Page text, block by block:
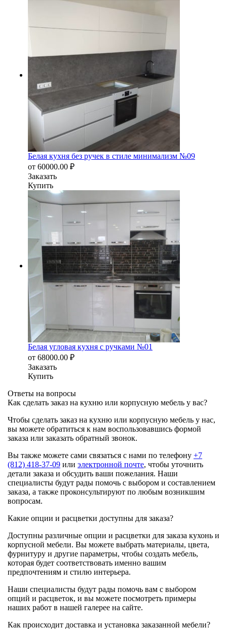
Белая кухня без ручек в стиле минимализм №09
от 60000.00 ₽
Заказать
Купить
Белая угловая кухня с ручками №01
от 68000.00 ₽
Заказать
Купить
Ответы на вопросы
Как сделать заказ на кухню или корпусную мебель у вас?
Чтобы сделать заказ на кухню или корпусную мебель у нас,
вы можете обратиться к нам воспользовавшись формой
заказа или заказать обратный звонок.
Вы также можете сами связаться с нами по телефону +7
(812) 418-37-09 или электронной почте, чтобы уточнить
детали заказа и обсудить ваши пожелания. Наши
специалисты будут рады помочь с выбором и составлением
заказа, а также проконсультируют по любым возникшим
вопросам.
Какие опции и расцветки доступны для заказа?
Доступны различные опции и расцветки для заказа кухонь и
корпусной мебели. Вы можете выбрать материалы, цвета,
фурнитуру и другие параметры, чтобы создать мебель,
которая будет соответствовать именно вашим
предпочтениям и стилю интерьера.
Наши специалисты будут рады помочь вам с выбором
опций и расцветок, и вы можете посмотреть примеры
наших работ в нашей галерее на сайте.
Как происходит доставка и установка заказанной мебели?